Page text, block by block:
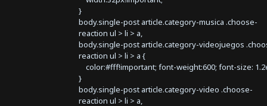
}
body.single-post article.category-musica .choose-
reaction ul > li > a,
body.single-post article.category-videojuegos
reaction ul > li > a {
color:#fff!important; font-weight:600; font-size:
}
body.single-post article.category-video .choose-
reaction ul > li > a,